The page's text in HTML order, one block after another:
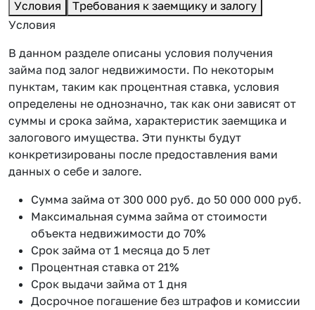
Условия
Требования к заемщику и залогу
Условия
В данном разделе описаны условия получения
займа под залог недвижимости. По некоторым
пунктам, таким как процентная ставка, условия
определены не однозначно, так как они зависят от
суммы и срока займа, характеристик заемщика и
залогового имущества. Эти пункты будут
конкретизированы после предоставления вами
данных о себе и залоге.
Сумма займа от 300 000 руб. до 50 000 000 руб.
Максимальная сумма займа от стоимости
объекта недвижимости до 70%
Срок займа от 1 месяца до 5 лет
Процентная ставка от 21%
Срок выдачи займа от 1 дня
Досрочное погашение без штрафов и комиссии